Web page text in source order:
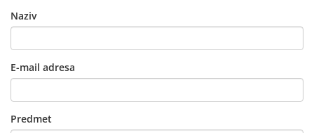
Naziv
E-mail adresa
Predmet